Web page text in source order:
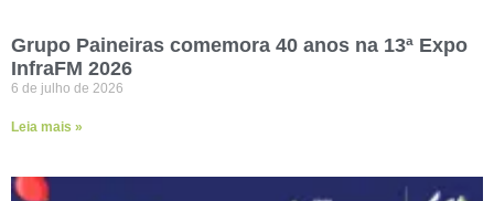
Grupo Paineiras comemora 40 anos na 13ª Expo
InfraFM 2026
6 de julho de 2026
Leia mais »